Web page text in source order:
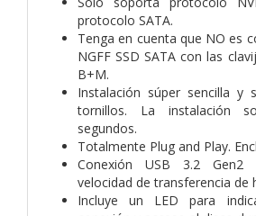
protocolo SATA.
Tenga en cuenta que NO es
NGFF SSD SATA con las
B+M.
Instalación súper sencilla y
tornillos. La instalación
segundos.
Totalmente Plug and Play.
Conexión USB 3.2
velocidad de transferencia de
Incluye un LED para